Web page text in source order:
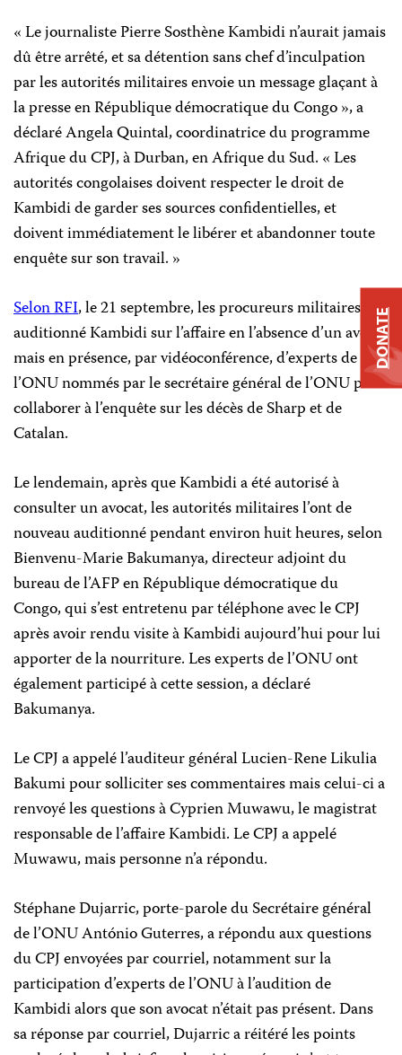
« Le journaliste Pierre Sosthène Kambidi n’aurait jamais
dû être arrêté, et sa détention sans chef d’inculpation
par les autorités militaires envoie un message glaçant à
la presse en République démocratique du Congo », a
déclaré Angela Quintal, coordinatrice du programme
Afrique du CPJ, à Durban, en Afrique du Sud. « Les
autorités congolaises doivent respecter le droit de
Kambidi de garder ses sources confidentielles, et
doivent immédiatement le libérer et abandonner toute
enquête sur son travail. »
Selon RFI, le 21 septembre, les procureurs militaires ont
auditionné Kambidi sur l’affaire en l’absence d’un avocat
mais en présence, par vidéoconférence, d’experts de
l’ONU nommés par le secrétaire général de l’ONU pour
collaborer à l’enquête sur les décès de Sharp et de
Catalan.
Le lendemain, après que Kambidi a été autorisé à
consulter un avocat, les autorités militaires l’ont de
nouveau auditionné pendant environ huit heures, selon
Bienvenu-Marie Bakumanya, directeur adjoint du
bureau de l’AFP en République démocratique du
Congo, qui s’est entretenu par téléphone avec le CPJ
après avoir rendu visite à Kambidi aujourd’hui pour lui
apporter de la nourriture. Les experts de l’ONU ont
également participé à cette session, a déclaré
Bakumanya.
Le CPJ a appelé l’auditeur général Lucien-Rene Likulia
Bakumi pour solliciter ses commentaires mais celui-ci a
renvoyé les questions à Cyprien Muwawu, le magistrat
responsable de l’affaire Kambidi. Le CPJ a appelé
Muwawu, mais personne n’a répondu.
Stéphane Dujarric, porte-parole du Secrétaire général
de l’ONU António Guterres, a répondu aux questions
du CPJ envoyées par courriel, notamment sur la
participation d’experts de l’ONU à l’audition de
Kambidi alors que son avocat n’était pas présent. Dans
sa réponse par courriel, Dujarric a réitéré les points
DONATE